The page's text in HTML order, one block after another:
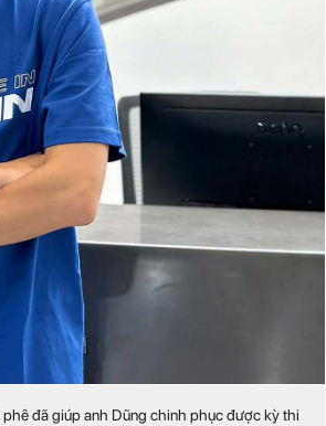
đã giúp anh Dũng chinh phục được kỳ thi